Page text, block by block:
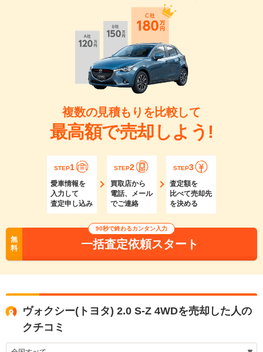
複数の見積もりを比較して
最高額で売却しよう!
STEP1
愛車情報を
入力して
査定申し込み
STEP2
買取店から
電話、メール
でご連絡
STEP3
査定額を
比べて売却先
を決める
無
料
90秒で終わるカンタン入力
一括査定依頼スタート
ヴォクシー(トヨタ) 2.0 S-Z 4WDを売却した人の
クチコミ